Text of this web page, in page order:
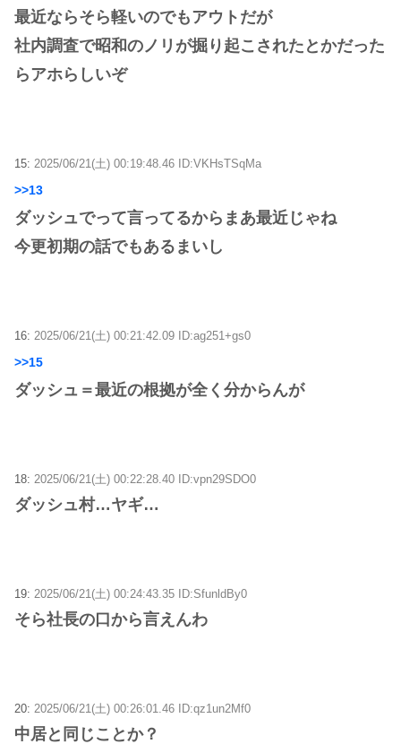
最近ならそら軽いのでもアウトだが
社内調査で昭和のノリが掘り起こされたとかだった
らアホらしいぞ
15: 2025/06/21(土) 00:19:48.46 ID:VKHsTSqMa
>>13
ダッシュでって言ってるからまあ最近じゃね
今更初期の話でもあるまいし
16: 2025/06/21(土) 00:21:42.09 ID:ag251+gs0
>>15
ダッシュ＝最近の根拠が全く分からんが
18: 2025/06/21(土) 00:22:28.40 ID:vpn29SDO0
ダッシュ村…ヤギ…
19: 2025/06/21(土) 00:24:43.35 ID:SfunldBy0
そら社長の口から言えんわ
20: 2025/06/21(土) 00:26:01.46 ID:qz1un2Mf0
中居と同じことか？